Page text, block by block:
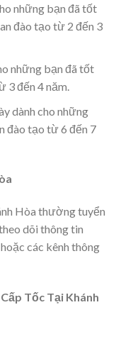
những bạn đã tốt
đào tạo từ 2 đến 3
những bạn đã tốt
3 đến 4 năm.
dành cho những
đào tạo từ 6 đến 7
Hòa thường tuyển
dõi thông tin
các kênh thông
Tốc Tại Khánh